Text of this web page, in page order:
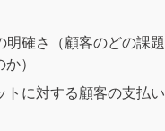
明確さ（顧客のどの課
）
トに対する顧客の支払